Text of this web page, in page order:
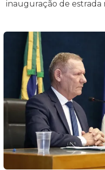
inauguração de estrada